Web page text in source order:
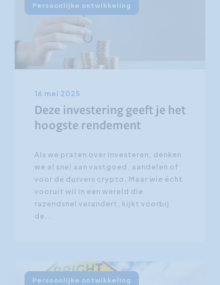
Persoonlijke ontwikkeling
16 mei 2025
Deze investering geeft je het
hoogste rendement
Als we praten over investeren, denken
we al snel aan vastgoed, aandelen of
voor de durvers crypto. Maar wie écht
vooruit wil in een wereld die
razendsnel verandert, kijkt voorbij
de...
Persoonlijke ontwikkeling